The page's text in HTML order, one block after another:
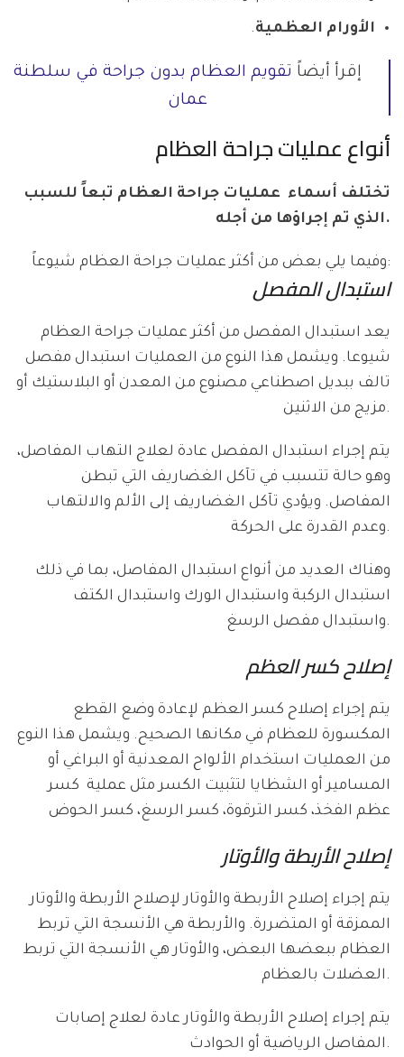
الأورام العظمية.
إقرأ أيضاً تقويم العظام بدون جراحة في سلطنة
عمان
أنواع عمليات جراحة العظام
تختلف أسماء عمليات جراحة العظام تبعاً للسبب
الذي تم إجراؤها من أجله.
وفيما يلي بعض من أكثر عمليات جراحة العظام شيوعاً:
استبدال المفصل
يعد استبدال المفصل من أكثر عمليات جراحة العظام
شيوعا. ويشمل هذا النوع من العمليات استبدال مفصل
تالف ببديل اصطناعي مصنوع من المعدن أو البلاستيك أو
مزيج من الاثنين.
يتم إجراء استبدال المفصل عادة لعلاج التهاب المفاصل،
وهو حالة تتسبب في تآكل الغضاريف التي تبطن
المفاصل. ويؤدي تآكل الغضاريف إلى الألم والالتهاب
وعدم القدرة على الحركة.
وهناك العديد من أنواع استبدال المفاصل، بما في ذلك
استبدال الركبة واستبدال الورك واستبدال الكتف
واستبدال مفصل الرسغ.
إصلاح كسر العظم
يتم إجراء إصلاح كسر العظم لإعادة وضع القطع
المكسورة للعظام في مكانها الصحيح. ويشمل هذا النوع
من العمليات استخدام الألواح المعدنية أو البراغي أو
المسامير أو الشظايا لتثبيت الكسر مثل عملية كسر
عظم الفخذ، كسر الترقوة، كسر الرسغ، كسر الحوض
إصلاح الأربطة والأوتار
يتم إجراء إصلاح الأربطة والأوتار لإصلاح الأربطة والأوتار
الممزقة أو المتضررة. والأربطة هي الأنسجة التي تربط
العظام ببعضها البعض، والأوتار هي الأنسجة التي تربط
العضلات بالعظام.
يتم إجراء إصلاح الأربطة والأوتار عادة لعلاج إصابات
المفاصل الرياضية أو الحوادث.